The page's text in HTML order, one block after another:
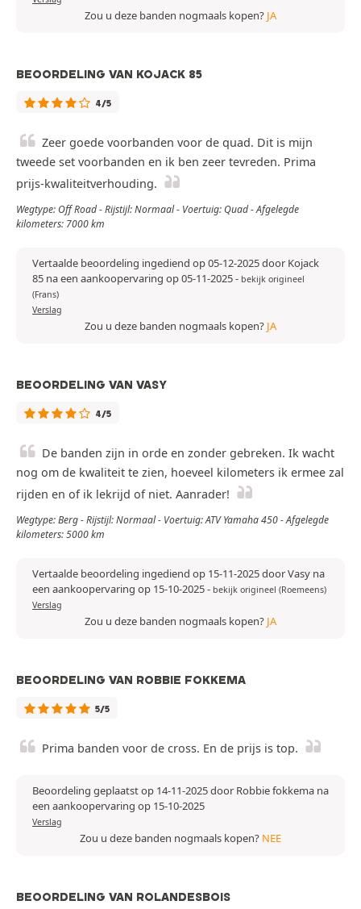
Zou u deze banden nogmaals kopen? JA
BEOORDELING VAN KOJACK 85
4/5
Zeer goede voorbanden voor de quad. Dit is mijn
tweede set voorbanden en ik ben zeer tevreden. Prima
prijs-kwaliteitverhouding.
Wegtype: Off Road - Rijstijl: Normaal - Voertuig: Quad - Afgelegde
kilometers: 7000 km
Vertaalde beoordeling ingediend op 05-12-2025 door Kojack
85 na een aankoopervaring op 05-11-2025- bekijk origineel
(Frans)
Verslag
Zou u deze banden nogmaals kopen? JA
BEOORDELING VAN VASY
4/5
De banden zijn in orde en zonder gebreken. Ik wacht
nog om de kwaliteit te zien, hoeveel kilometers ik ermee zal
rijden en of ik lekrijd of niet. Aanrader!
Wegtype: Berg - Rijstijl: Normaal - Voertuig: ATV Yamaha 450 - Afgelegde
kilometers: 5000 km
Vertaalde beoordeling ingediend op 15-11-2025 door Vasy na
een aankoopervaring op 15-10-2025- bekijk origineel (Roemeens)
Verslag
Zou u deze banden nogmaals kopen? JA
BEOORDELING VAN ROBBIE FOKKEMA
5/5
Prima banden voor de cross. En de prijs is top.
Beoordeling geplaatst op 14-11-2025 door Robbie fokkema na
een aankoopervaring op 15-10-2025
Verslag
Zou u deze banden nogmaals kopen? NEE
BEOORDELING VAN ROLANDESBOIS